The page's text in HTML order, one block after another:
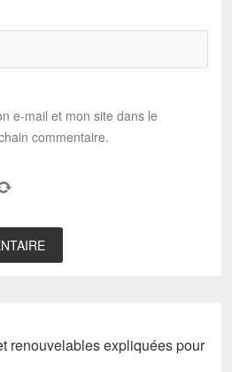
e-mail et mon site dans le
commentaire.
renouvelables expliquées pour